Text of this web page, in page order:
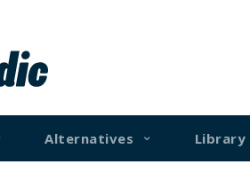
Alternatives Library